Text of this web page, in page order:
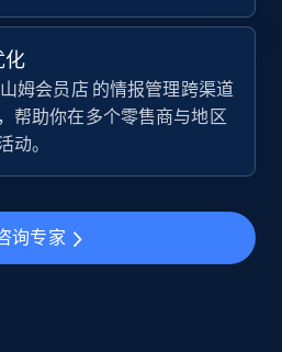
TikTok shop products
Currency, Initial
percent, and more.
化
姆会员店 的情报管理跨渠道
帮助你在多个零售商与地区
动。
询专家